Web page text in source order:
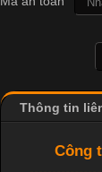
May Mặc
hình ảnh sắc
dụng rộng rãi
Thông tin
Công